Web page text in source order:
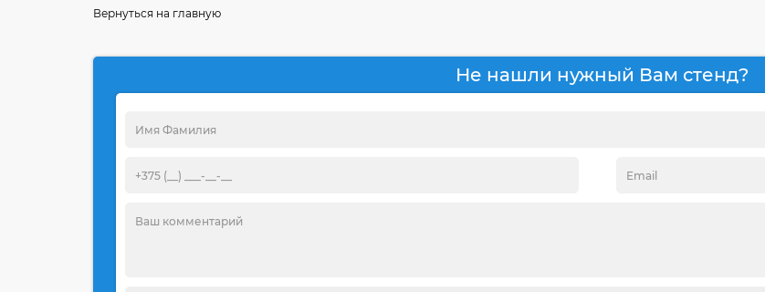
Вернуться на главную
Не нашли нужный Вам стенд?